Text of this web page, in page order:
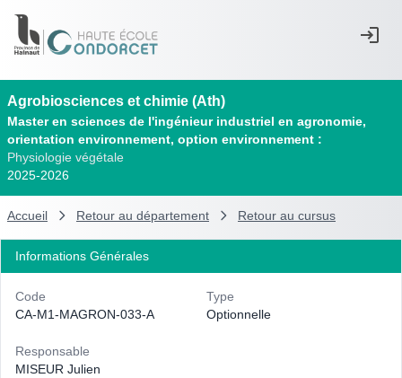
Agrobiosciences et chimie (Ath)
Master en sciences de l'ingénieur industriel en agronomie,
orientation environnement, option environnement :
Physiologie végétale
2025-2026
Accueil Retour au département Retour au cursus
Informations Générales
Code
CA-M1-MAGRON-033-A
Type
Optionnelle
Responsable
MISEUR Julien